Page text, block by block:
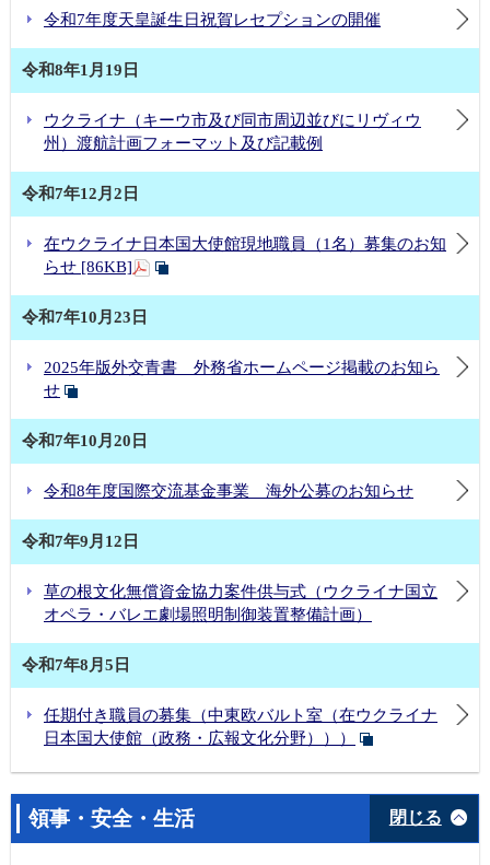
令和7年度天皇誕生日祝賀レセプションの開催
令和8年1月19日
ウクライナ（キーウ市及び同市周辺並びにリヴィウ
州）渡航計画フォーマット及び記載例
令和7年12月2日
在ウクライナ日本国大使館現地職員（1名）募集のお知
らせ [86KB]
令和7年10月23日
2025年版外交青書 外務省ホームページ掲載のお知ら
せ
令和7年10月20日
令和8年度国際交流基金事業 海外公募のお知らせ
令和7年9月12日
草の根文化無償資金協力案件供与式（ウクライナ国立
オペラ・バレエ劇場照明制御装置整備計画）
令和7年8月5日
任期付き職員の募集（中東欧バルト室（在ウクライナ
日本国大使館（政務・広報文化分野）））
領事・安全・生活 閉じる